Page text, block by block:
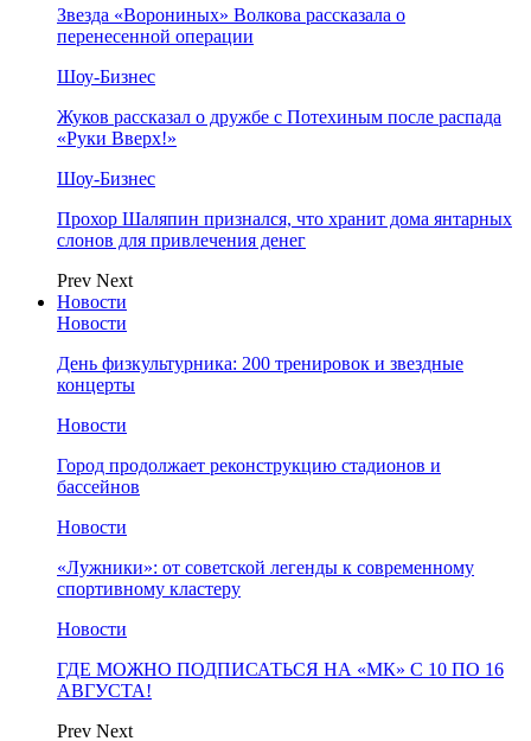
Звезда «Ворониных» Волкова рассказала о
перенесенной операции
Шоу-Бизнес
Жуков рассказал о дружбе с Потехиным после распада
«Руки Вверх!»
Шоу-Бизнес
Прохор Шаляпин признался, что хранит дома янтарных
слонов для привлечения денег
Prev Next
Новости
Новости
День физкультурника: 200 тренировок и звездные
концерты
Новости
Город продолжает реконструкцию стадионов и
бассейнов
Новости
«Лужники»: от советской легенды к современному
спортивному кластеру
Новости
ГДЕ МОЖНО ПОДПИСАТЬСЯ НА «МК» С 10 ПО 16
АВГУСТА!
Prev Next